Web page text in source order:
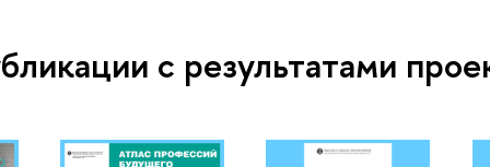
с результатами